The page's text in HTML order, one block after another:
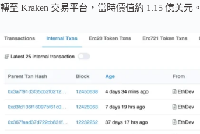
轉至 Kraken 交易平台，當時價值約 1.15 億美元。